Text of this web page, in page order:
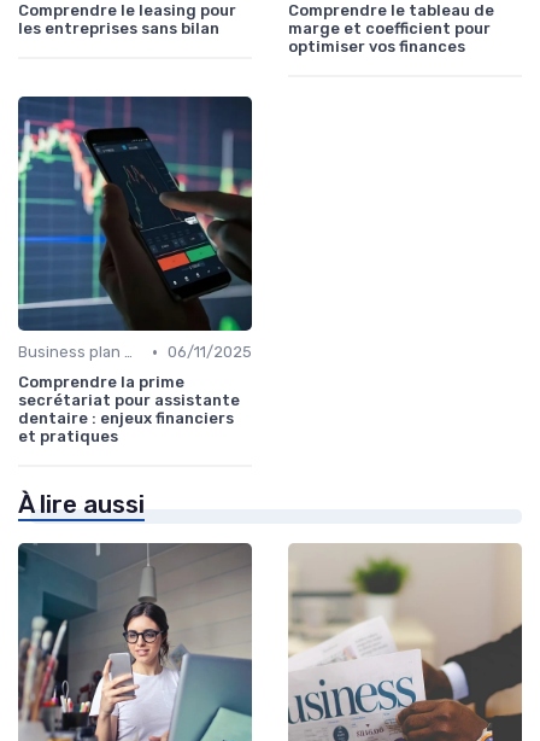
Comprendre le leasing pour
les entreprises sans bilan
Comprendre le tableau de
marge et coefficient pour
optimiser vos finances
Business plan & modélisation financière • 06/11/2025
Comprendre la prime
secrétariat pour assistante
dentaire : enjeux financiers
et pratiques
À lire aussi